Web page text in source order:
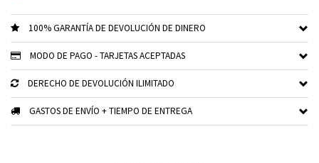
100% GARANTÍA DE DEVOLUCIÓN DE DINERO
MODO DE PAGO - TARJETAS ACEPTADAS
DERECHO DE DEVOLUCIÓN ILIMITADO
GASTOS DE ENVÍO + TIEMPO DE ENTREGA